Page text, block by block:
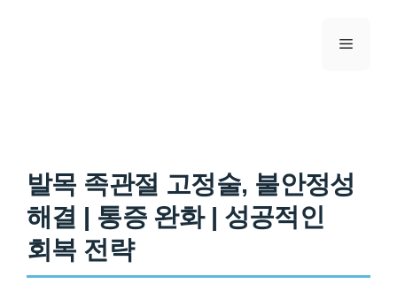
메뉴
발목 족관절 고정술, 불안정성
해결 | 통증 완화 | 성공적인
회복 전략